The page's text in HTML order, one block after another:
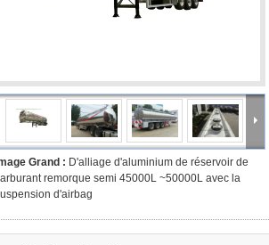
Grand : D'alliage d'aluminium de réservoir de
remorque semi 45000L ~50000L avec la
d'airbag